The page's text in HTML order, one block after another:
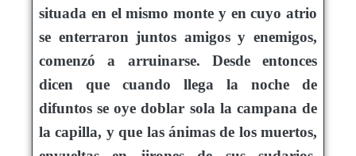
situada en el mismo monte y en cuyo atrio
se enterraron juntos amigos y enemigos,
comenzó a arruinarse. Desde entonces
dicen que cuando llega la noche de
difuntos se oye doblar sola la campana de
la capilla, y que las ánimas de los muertos,